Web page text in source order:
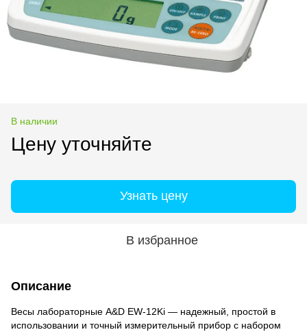
В наличии
Цену уточняйте
Узнать цену
В избранное
Описание
Весы лабораторные A&D EW-12Ki — надежный, простой в
использовании и точный измерительный прибор с набором